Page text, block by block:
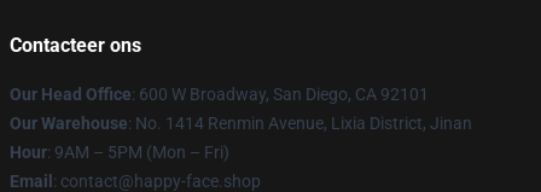
Contacteer ons
Our Head Office: 600 W Broadway, San Diego, CA 92101
Our Warehouse: No. 1414 Renmin Avenue, Lixia District, Jinan
Hour: 9AM – 5PM (Mon – Fri)
Email : contact@happy-face.shop